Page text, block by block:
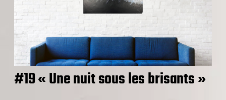
#19 « Une nuit sous les brisants »